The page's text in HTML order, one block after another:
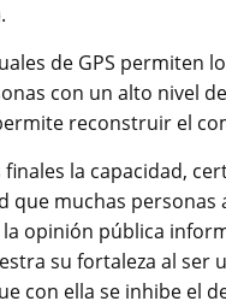
de GPS permiten
con un alto nivel
reconstruir el
la capacidad,
que muchas
opinión pública
su fortaleza al
con ella se inhibe el